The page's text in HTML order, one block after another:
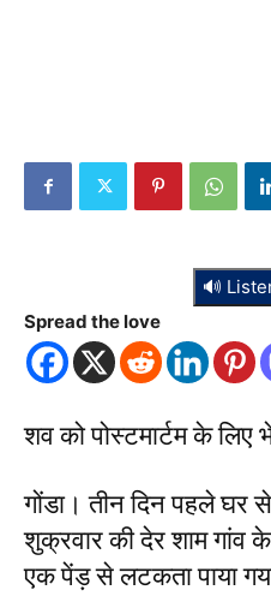
🔊
Spread the love
शव को पोस्टमार्टम के
गोंडा। तीन दिन पहले घर
शुक्रवार की देर शाम गांव
एक पेंड़ से लटकता पाया